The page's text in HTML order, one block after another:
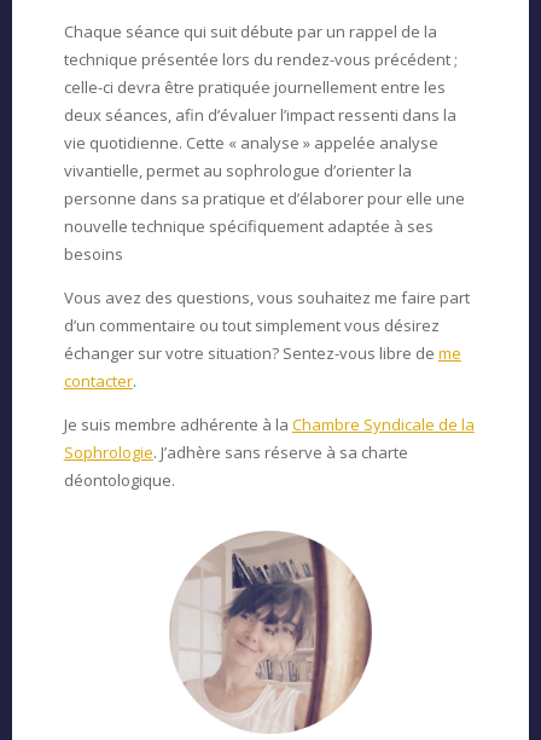
Chaque séance qui suit débute par un rappel de la
technique présentée lors du rendez-vous précédent ;
celle-ci devra être pratiquée journellement entre les
deux séances, afin d’évaluer l’impact ressenti dans la
vie quotidienne. Cette « analyse » appelée analyse
vivantielle, permet au sophrologue d’orienter la
personne dans sa pratique et d’élaborer pour elle une
nouvelle technique spécifiquement adaptée à ses
besoins
Vous avez des questions, vous souhaitez me faire part
d’un commentaire ou tout simplement vous désirez
échanger sur votre situation? Sentez-vous libre de me
contacter.
Je suis membre adhérente à la Chambre Syndicale de la
Sophrologie. J’adhère sans réserve à sa charte
déontologique.